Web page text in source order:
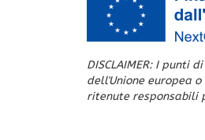
DISCLAIMER: I punti
dell'Unione europea
ritenute responsabili